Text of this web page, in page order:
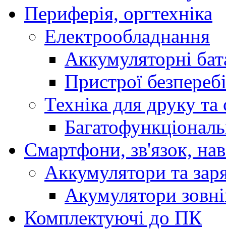
Периферія, оргтехніка
Електрообладнання
Аккумуляторні
Пристрої
Техніка для друку та
Смартфони, зв'язок,
Аккумулятори та
Акумулятори
Комплектуючі до ПК